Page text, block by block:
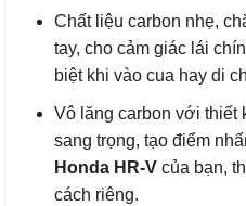
Chất liệu carbon nhẹ,
tay, cho cảm giác lái
biệt khi vào cua hay di
Vô lăng carbon với thiết
sang trọng, tạo điểm
Honda HR-Vcủa bạn,
cách riêng.